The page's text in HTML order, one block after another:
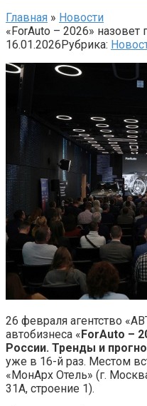
Главная » Новости
«ForAuto – 2026»
16.01.2026Рубрика:
26 февраля агентство
автобизнеса «ForAuto –
России. Тренды и
уже в 16-й раз. Местом
«МонАрх Отель» (г.
31А, строение 1).